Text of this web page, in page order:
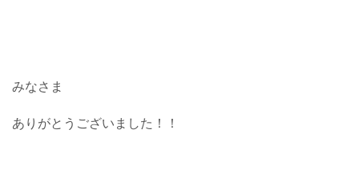
みなさま
ありがとうございました！！